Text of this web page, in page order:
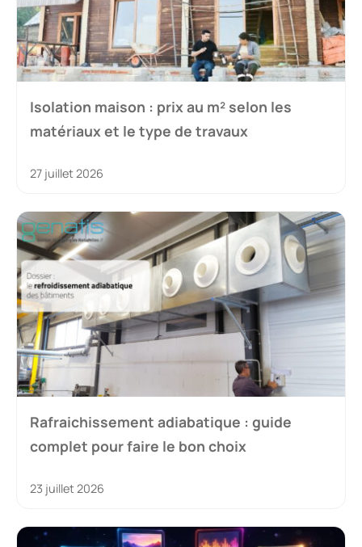
Isolation maison : prix au m² selon les
matériaux et le type de travaux
27 juillet 2026
Rafraichissement adiabatique : guide
complet pour faire le bon choix
23 juillet 2026